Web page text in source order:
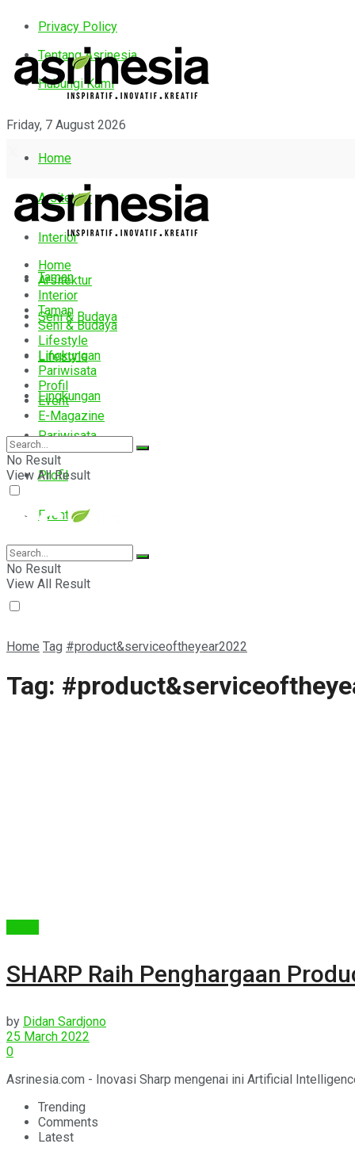
Privacy Policy
Tentang Asrinesia
Hubungi Kami
Friday, 7 August 2026
Home
Arsitektur
Interior
Taman
Seni & Budaya
Lifestyle
Lingkungan
Pariwisata
Profil
Event
E-Magazine
Home
Arsitektur
Interior
Taman
Seni & Budaya
Lifestyle
Lingkungan
Pariwisata
Profil
Event
E-Magazine
No Result
View All Result
No Result
View All Result
Home Tag #product&serviceoftheyear2022
Tag:
SHARP Raih Penghargaan
by Didan Sardjono
25 March 2022
0
Asrinesia.com - Inovasi Sharp mengenai ini Artificial
Trending
Comments
Latest